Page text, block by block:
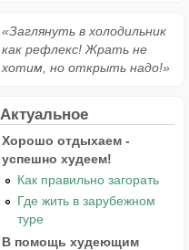
«Заглянуть в холодильник
как рефлекс! Жрать не
хотим, но открыть надо!»
Актуальное
Хорошо отдыхаем -
успешно худеем!
Как правильно загорать
Где жить в зарубежном
туре
В помощь худеющим